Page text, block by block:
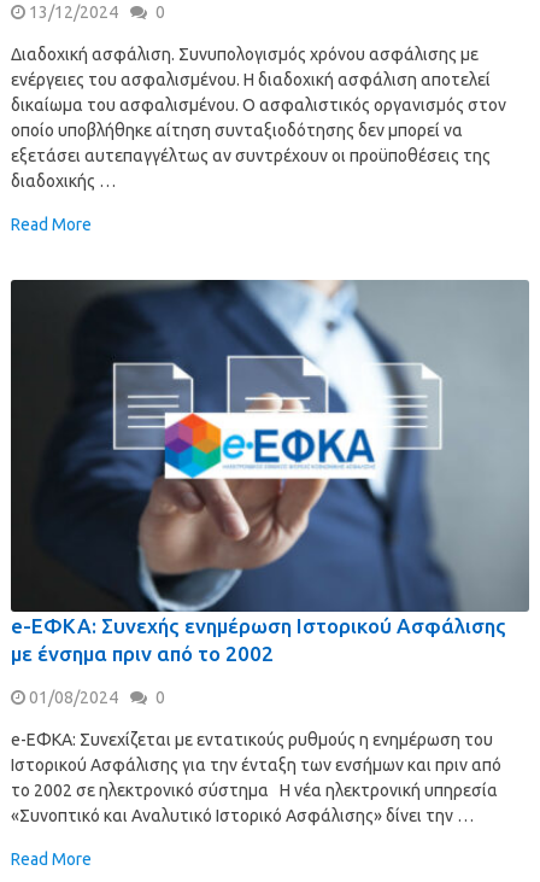
13/12/2024 0
Διαδοχική ασφάλιση. Συνυπολογισμός χρόνου ασφάλισης με
ενέργειες του ασφαλισμένου. Η διαδοχική ασφάλιση αποτελεί
δικαίωμα του ασφαλισμένου. Ο ασφαλιστικός οργανισμός στον
οποίο υποβλήθηκε αίτηση συνταξιοδότησης δεν μπορεί να
εξετάσει αυτεπαγγέλτως αν συντρέχουν οι προϋποθέσεις της
διαδοχικής …
Read More
e-ΕΦΚΑ: Συνεχής ενημέρωση Ιστορικού Ασφάλισης
με ένσημα πριν από το 2002
01/08/2024 0
e-ΕΦΚΑ: Συνεχίζεται με εντατικούς ρυθμούς η ενημέρωση του
Ιστορικού Ασφάλισης για την ένταξη των ενσήμων και πριν από
το 2002 σε ηλεκτρονικό σύστημα Η νέα ηλεκτρονική υπηρεσία
«Συνοπτικό και Αναλυτικό Ιστορικό Ασφάλισης» δίνει την …
Read More